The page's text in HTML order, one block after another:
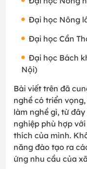
Đại học Nông
Đại học Cần
Đại học Bách
Nội)
Bài viết trên đã
nghề có triển
làm nghề gì, từ
nghiệp phù hợp
thích của mình.
năng đào tạo ra
ứng nhu cầu của